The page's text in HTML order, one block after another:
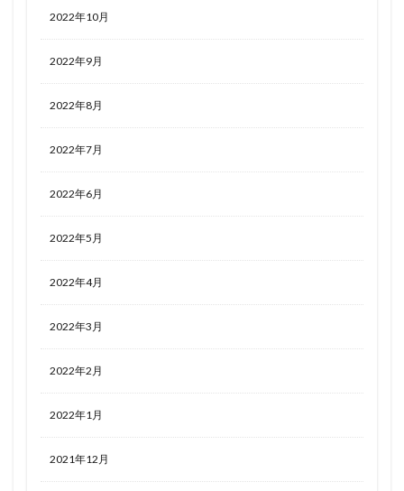
2022年10月
2022年9月
2022年8月
2022年7月
2022年6月
2022年5月
2022年4月
2022年3月
2022年2月
2022年1月
2021年12月